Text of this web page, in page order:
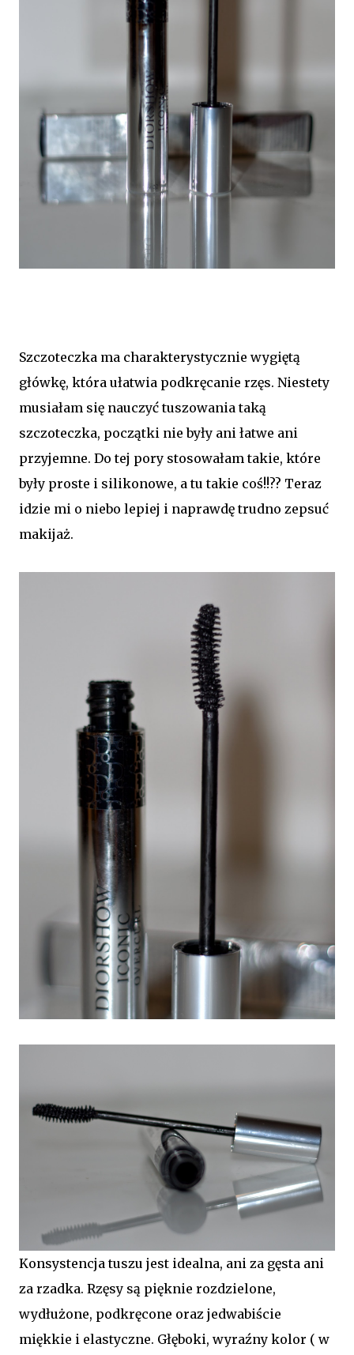
Szczoteczka ma charakterystycznie wygiętą
główkę, która ułatwia podkręcanie rzęs. Niestety
musiałam się nauczyć tuszowania taką
szczoteczka, początki nie były ani łatwe ani
przyjemne. Do tej pory stosowałam takie, które
były proste i silikonowe, a tu takie coś!!?? Teraz
idzie mi o niebo lepiej i naprawdę trudno zepsuć
makijaż.
Konsystencja tuszu jest idealna, ani za gęsta ani
za rzadka. Rzęsy są pięknie rozdzielone,
wydłużone, podkręcone oraz jedwabiście
miękkie i elastyczne. Głęboki, wyraźny kolor ( w